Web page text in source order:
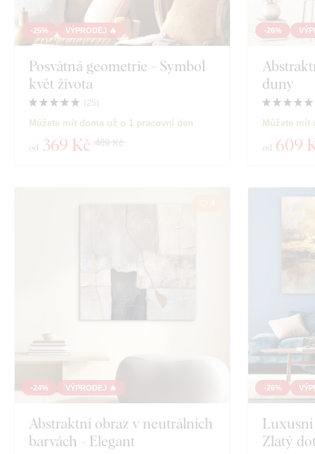
Exkluzivita
Materiál
Hloubka
Motivace
Hmyz
Film
-25% VÝPRODEJ 🔥
Posvátná geometrie - Symbol
květ života
(25)
Můžete mít doma už o 1 pracovní den
od 369 Kč 489 Kč
-26%
duny
Můžete mít
od 609
-24% VÝPRODEJ 🔥
Abstraktní obraz v neutrálních
barvách - Elegant
-26%
Zlatý